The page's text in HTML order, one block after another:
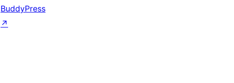
BuddyPress
↗